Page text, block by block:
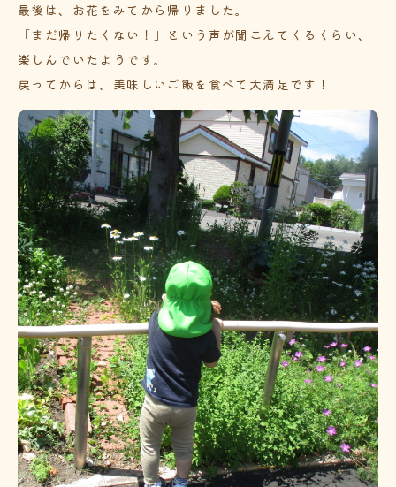
最後は、お花をみてから帰りました。
「まだ帰りたくない！」という声が聞こえてくるくらい、
楽しんでいたようです。
戻ってからは、美味しいご飯を食べて大満足です！